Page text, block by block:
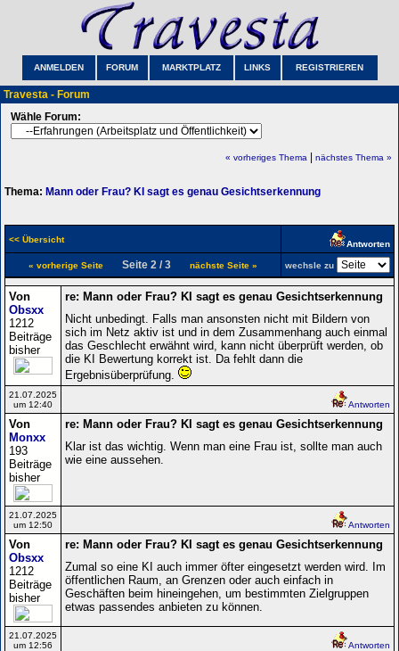
ANMELDEN FORUM MARKTPLATZ LINKS REGISTRIEREN
Travesta - Forum
Wähle Forum:
« vorheriges Thema nächstes Thema »
Thema: Mann oder Frau? KI sagt es genau Gesichtserkennung
<< Übersicht Antworten
« vorherige Seite Seite 2 / 3 nächste Seite » wechsle zu
Von
Obsxx
1212
Beiträge
bisher
re: Mann oder Frau? KI sagt es genau Gesichtserkennung
Nicht unbedingt. Falls man ansonsten nicht mit Bildern von
sich im Netz aktiv ist und in dem Zusammenhang auch einmal
das Geschlecht erwähnt wird, kann nicht überprüft werden, ob
die KI Bewertung korrekt ist. Da fehlt dann die
Ergebnisüberprüfung.
21.07.2025
um 12:40
Antworten
Von
Monxx
193
Beiträge
bisher
re: Mann oder Frau? KI sagt es genau Gesichtserkennung
Klar ist das wichtig. Wenn man eine Frau ist, sollte man auch
wie eine aussehen.
21.07.2025
um 12:50
Antworten
Von
Obsxx
1212
Beiträge
bisher
re: Mann oder Frau? KI sagt es genau Gesichtserkennung
Zumal so eine KI auch immer öfter eingesetzt werden wird. Im
öffentlichen Raum, an Grenzen oder auch einfach in
Geschäften beim hineingehen, um bestimmten Zielgruppen
etwas passendes anbieten zu können.
21.07.2025
um 12:56
Antworten